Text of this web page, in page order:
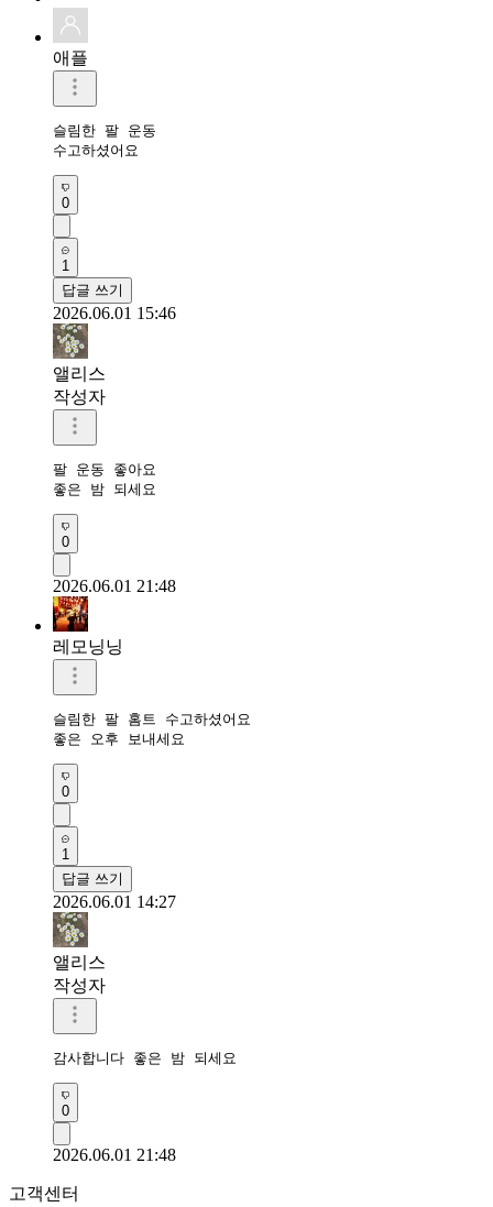
애플
슬림한 팔 운동
수고하셨어요
0
1
답글 쓰기
2026.06.01 15:46
앨리스
작성자
팔 운동 좋아요
좋은 밤 되세요
0
2026.06.01 21:48
레모닝닝
슬림한 팔 홈트 수고하셨어요
좋은 오후 보내세요
0
1
답글 쓰기
2026.06.01 14:27
앨리스
작성자
감사합니다 좋은 밤 되세요
0
2026.06.01 21:48
고객센터